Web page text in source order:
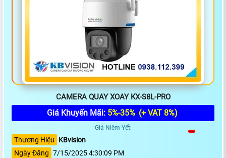
CAMERA QUAY XOAY KX-S8L-PRO
Giá Khuyến Mãi: 5%-35% (+ VAT 8%)
Giá Niêm Yết:
Thương Hiệu
KBvision
Ngày Đăng 7/15/2025 4:30:09 PM